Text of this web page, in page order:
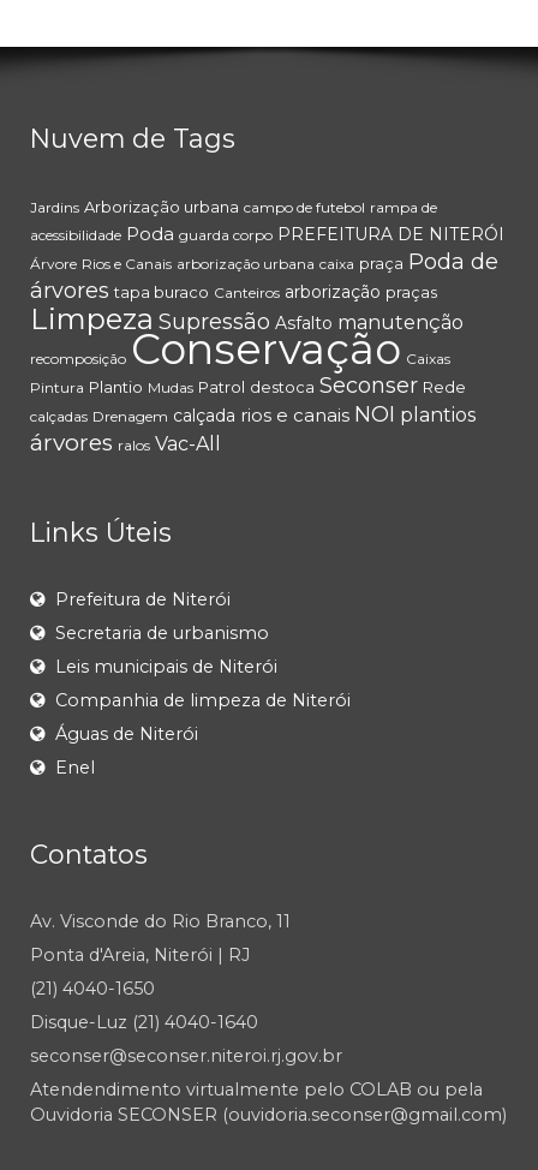
Nuvem de Tags
Jardins Arborização urbana campo de futebol rampa de
acessibilidade Poda guarda corpo PREFEITURA DE NITERÓI
Árvore Rios e Canais arborização urbana caixa praça Poda de
árvores tapa buraco Canteiros arborização praças
Limpeza Supressão Asfalto manutenção
recomposição Conservação Caixas
Pintura Plantio Mudas Patrol destoca Seconser Rede
calçadas Drenagem calçada rios e canais NOI plantios
árvores ralos Vac-All
Links Úteis
Prefeitura de Niterói
Secretaria de urbanismo
Leis municipais de Niterói
Companhia de limpeza de Niterói
Águas de Niterói
Enel
Contatos
Av. Visconde do Rio Branco, 11
Ponta d'Areia, Niterói | RJ
(21) 4040-1650
Disque-Luz (21) 4040-1640
seconser@seconser.niteroi.rj.gov.br
Atendendimento virtualmente pelo COLAB ou pela
Ouvidoria SECONSER (ouvidoria.seconser@gmail.com)